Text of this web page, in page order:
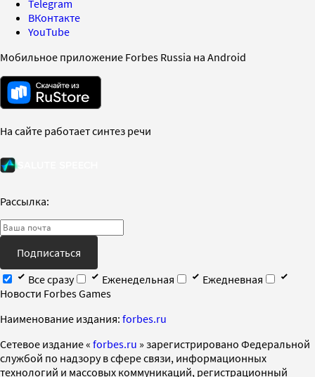
Telegram
ВКонтакте
YouTube
Мобильное приложение Forbes Russia на Android
На сайте работает синтез речи
Рассылка:
Подписаться
Все сразу
Еженедельная
Ежедневная
Новости Forbes Games
Наименование издания: forbes.ru
Cетевое издание « forbes.ru » зарегистрировано Федеральной
службой по надзору в сфере связи, информационных
технологий и массовых коммуникаций, регистрационный